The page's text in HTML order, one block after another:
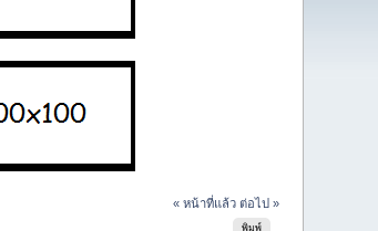
« หน้าที่แล้ว ต่อไป »
พิมพ์